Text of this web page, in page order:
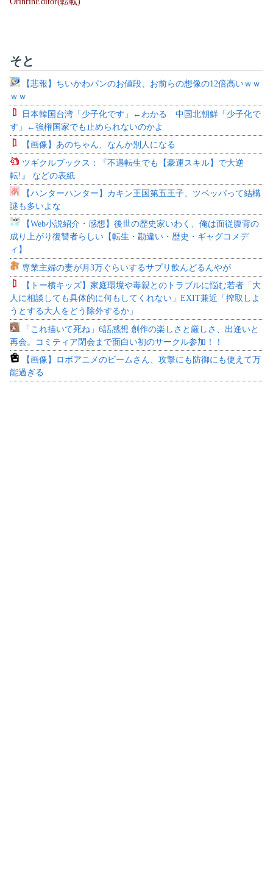
そと
【悲報】ちいかわパンのお値段、お前らの想像の12倍高いｗｗ
ｗｗ
日本韓国台湾「少子化です」←わかる 中国北朝鮮「少子化で
す」←強権国家でも止められないのかよ
【画像】あのちゃん、なんか別人になる
ツギクルブックス：『不遇転生でも【豪運スキル】で大逆
転!』 などの表紙
【ハンターハンター】カキン王国第五王子、ツベッパって結構
謎も多いよな
【Web小説紹介・感想】後世の歴史家いわく、俺は面従腹背の
成り上がり復讐者らしい【転生・勘違い・歴史・ギャグコメデ
ィ】
専業主婦の妻が月3万ぐらいするサプリ飲んどるんやが
【トー横キッズ】家庭環境や毒親とのトラブルに悩む若者「大
人に相談しても具体的に何もしてくれない」EXIT兼近「搾取しよ
うとする大人をどう除外するか」
「これ描いて死ね」6話感想 創作の楽しさと厳しさ、出逢いと
再会。コミティア閉会まで面白い初のサークル参加！！
【画像】ロボアニメのビームさん、攻撃にも防御にも使えて万
能過ぎる